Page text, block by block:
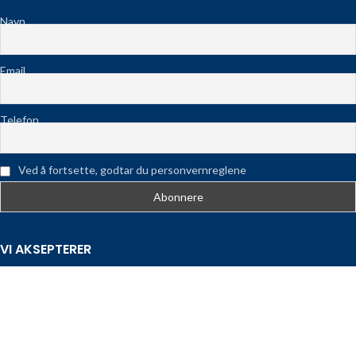
Navn
Email
Telefon
Ved å fortsette, godtar du personvernreglene
VI AKSEPTERER